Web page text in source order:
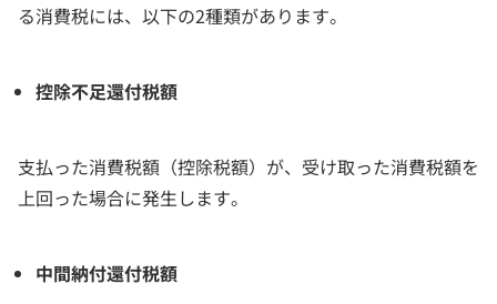
る消費税には、以下の2種類があります。
控除不足還付税額
支払った消費税額（控除税額）が、受け取った消費税額を
上回った場合に発生します。
中間納付還付税額